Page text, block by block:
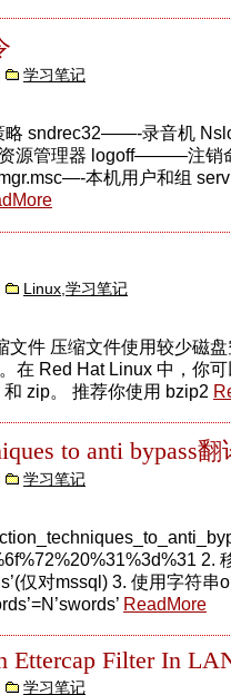
学习笔记
略 sndrec32——-录音机
源管理器 logoff———注销
本机用户和组
Linux 学习笔记
文件 压缩文件使用较少磁
在 Red Hat Linux 中，你
zip。 推荐你使用 bzip2
to anti bypass翻
学习笔记
2.
仅对mssql) 3. 使用字符串
ReadMore
Ettercap Filter In
学习笔记